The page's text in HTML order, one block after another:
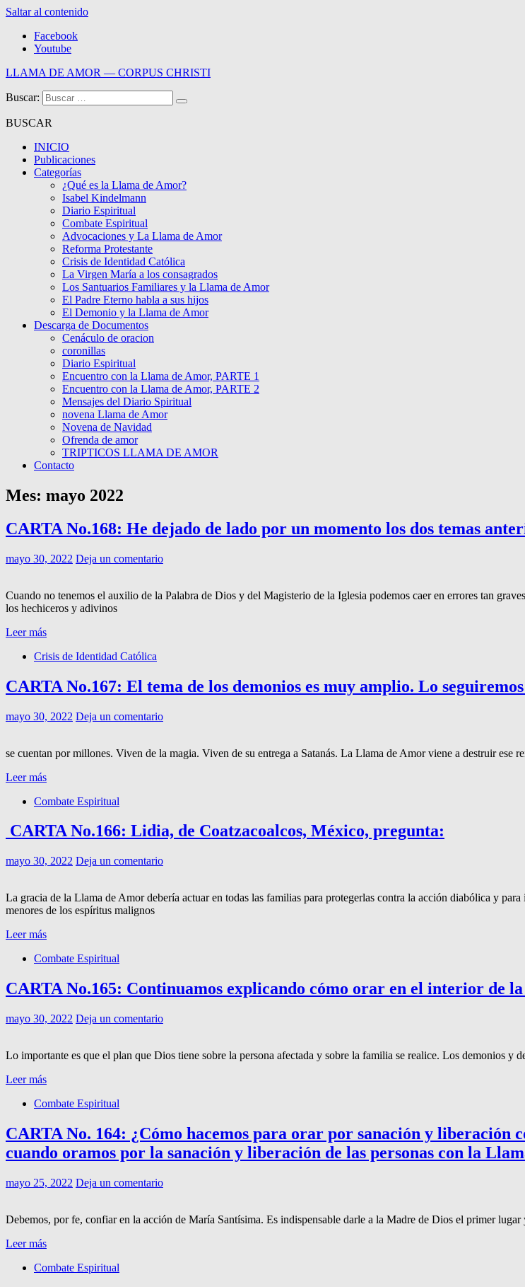
Saltar al contenido
Facebook
Youtube
LLAMA DE AMOR — CORPUS CHRISTI
Blog de la Llama de Amor
Buscar:
BUSCAR
INICIO
Publicaciones
Categorías
¿Qué es la Llama de Amor?
Isabel Kindelmann
Diario Espiritual
Combate Espiritual
Advocaciones y La Llama de Amor
Reforma Protestante
Crisis de Identidad Católica
La Virgen María a los consagrados
Los Santuarios Familiares y la Llama de Amor
El Padre Eterno habla a sus hijos
El Demonio y la Llama de Amor
Descarga de Documentos
Cenáculo de oracion
coronillas
Diario Espiritual
Encuentro con la Llama de Amor, PARTE 1
Encuentro con la Llama de Amor, PARTE 2
Mensajes del Diario Spiritual
novena Llama de Amor
Novena de Navidad
Ofrenda de amor
TRIPTICOS LLAMA DE AMOR
Contacto
Mes: mayo 2022
CARTA No.168: He dejado de lado por un momento los dos temas
mayo 30, 2022 Deja un comentario
Cuando no tenemos el auxilio de la Palabra de Dios y del Magisterio de la Iglesia podemos caer en errores tan
los hechiceros y adivinos
Leer más
Crisis de Identidad Católica
CARTA No.167: El tema de los demonios es muy amplio. Lo
mayo 30, 2022 Deja un comentario
se cuentan por millones. Viven de la magia. Viven de su entrega a Satanás. La Llama de Amor viene a destruir ese
Leer más
Combate Espiritual
CARTA No.166: Lidia, de Coatzacoalcos, México, pregunta:
mayo 30, 2022 Deja un comentario
La gracia de la Llama de Amor debería actuar en todas las familias para protegerlas contra la acción diabólica y
menores de los espíritus malignos
Leer más
Combate Espiritual
CARTA No.165: Continuamos explicando cómo orar en el interior de
mayo 30, 2022 Deja un comentario
Lo importante es que el plan que Dios tiene sobre la persona afectada y sobre la familia se realice. Los demonios y
Leer más
Combate Espiritual
CARTA No. 164: ¿Cómo hacemos para orar por sanación y liberación
cuando oramos por la sanación y liberación de las personas con la
mayo 25, 2022 Deja un comentario
Debemos, por fe, confiar en la acción de María Santísima. Es indispensable darle a la Madre de Dios el primer
Leer más
Combate Espiritual